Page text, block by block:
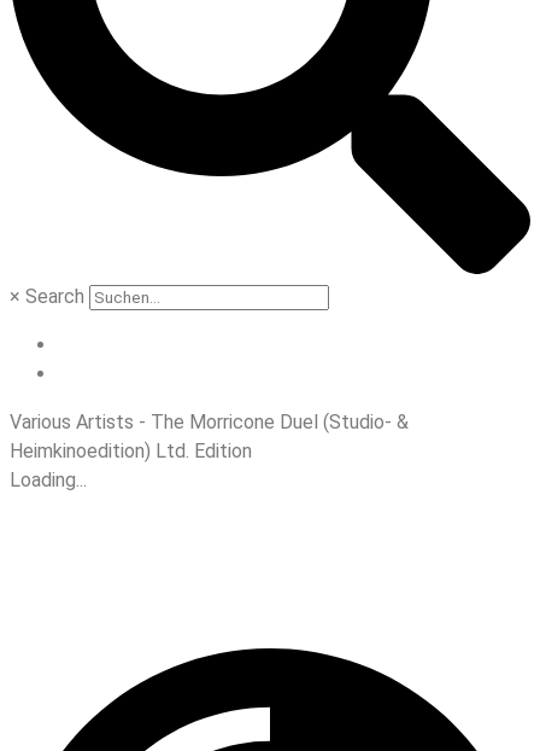
× Search
Various Artists - The Morricone Duel (Studio- &
Heimkinoedition) Ltd. Edition
Loading...